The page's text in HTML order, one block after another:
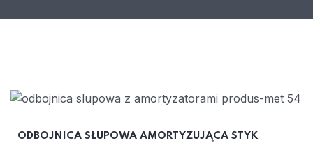
ODBOJNICA SŁUPOWA AMORTYZUJĄCA STYK